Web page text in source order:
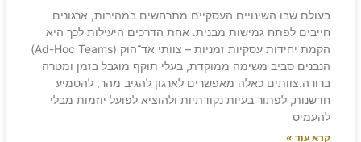
בעולם שבו השינויים העסקיים מתרחשים במהירות, ארגונים
חייבים לפתח גמישות מבנית. אחת הדרכים היעילות לכך היא
הקמת יחידות עסקיות זמניות – צוותי אד־הוק (Ad-Hoc Teams)
הנבנים סביב משימה ממוקדת, בעלי תוקף מוגבל בזמן ומטרה
ברורה.צוותים כאלה מאפשרים לארגון להגיב מהר, להטמיע
חדשנות, לפתור בעיות נקודתיות ולהוציא לפועל יוזמות מבלי
להעמיס
קרא עוד »